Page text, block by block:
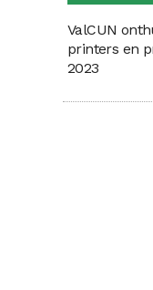
ValCUN
printers en
2023